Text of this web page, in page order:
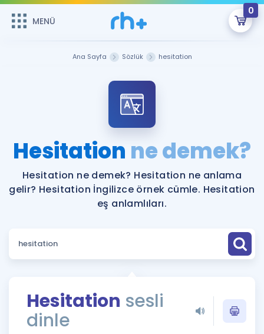
MENÜ
0
ÜYE DEĞİLİM
Sepetin Şu An Boş.
Remzi Hoca ile seni sınava hazırlayacak onlarca eğitim seni
bekliyor!
MENÜ
Faydalı Araçlar
Sözlük
Rehberlik Aracı
ÖSYM Sınav Takvimi
Hakkımızda
Ana Sayfa Sözlük hesitation
Hesitation ne demek?
Hesitation ne demek? Hesitation ne anlama
gelir? Hesitation İngilizce örnek cümle. Hesitation
eş anlamlıları.
Hesitation sesli
dinle